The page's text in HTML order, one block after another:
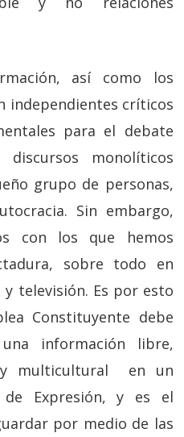
así como los
independientes críticos
para el debate
monolíticos
grupo de personas,
Sin embargo,
con los que hemos
sobre todo en
televisión. Es por esto
Constituyente debe
información libre,
y multicultural en un
Expresión, y es el
por medio de las